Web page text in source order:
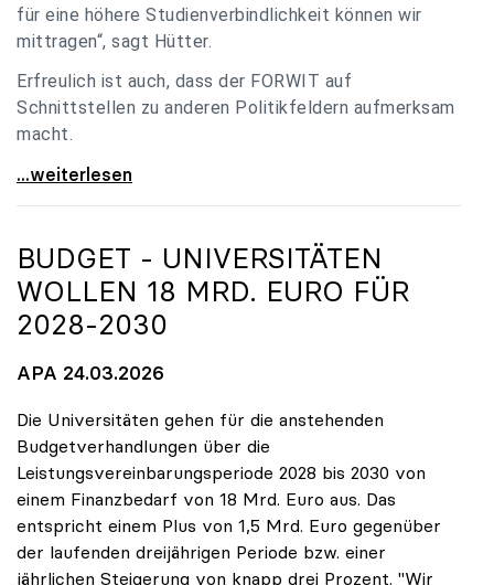
für eine höhere Studienverbindlichkeit können wir
mittragen“, sagt Hütter.
Erfreulich ist auch, dass der FORWIT auf
Schnittstellen zu anderen Politikfeldern aufmerksam
macht.
uniko zu FORWIT-Analyse: Wichtige Themen
...weiterlesen
BUDGET - UNIVERSITÄTEN
WOLLEN 18 MRD. EURO FÜR
2028-2030
APA 24.03.2026
Die Universitäten gehen für die anstehenden
Budgetverhandlungen über die
Leistungsvereinbarungsperiode 2028 bis 2030 von
einem Finanzbedarf von 18 Mrd. Euro aus. Das
entspricht einem Plus von 1,5 Mrd. Euro gegenüber
der laufenden dreijährigen Periode bzw. einer
jährlichen Steigerung von knapp drei Prozent. "Wir